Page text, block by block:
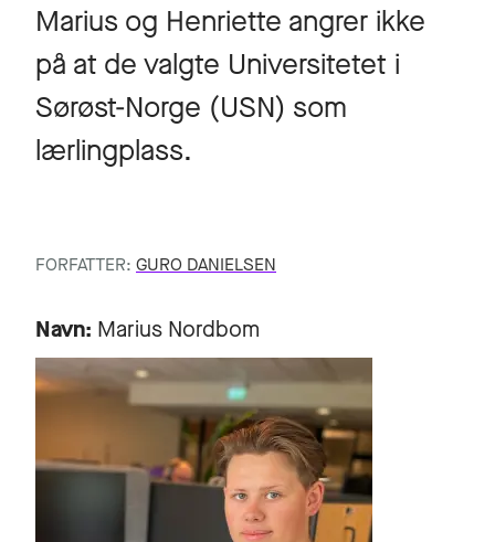
Marius og Henriette angrer ikke
på at de valgte Universitetet i
Sørøst-Norge (USN) som
lærlingplass.
FORFATTER: GURO DANIELSEN
Navn: Marius Nordbom